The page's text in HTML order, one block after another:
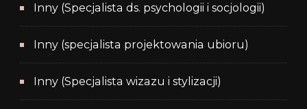
Inny (Specjalista ds. psychologii i socjologii)
Inny (specjalista projektowania ubioru)
Inny (Specjalista wizazu i stylizacji)